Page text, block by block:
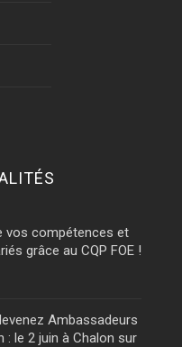
vos compétences et
grâce au CQP FOE !
Ambassadeurs
: le 2 juin à Chalon sur